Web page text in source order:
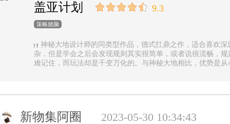
盖亚计划 9.3
策略烧脑
神秘大地设计师的同类型作品，德式扛鼎之作，适合喜欢
杂，但是学会之后会发现规则其实很简单，或者说很流畅，
难记住，而玩法却是千变万化的。与神秘大地相比，优势是
新物集阿圈 2023-05-30 10:34:43